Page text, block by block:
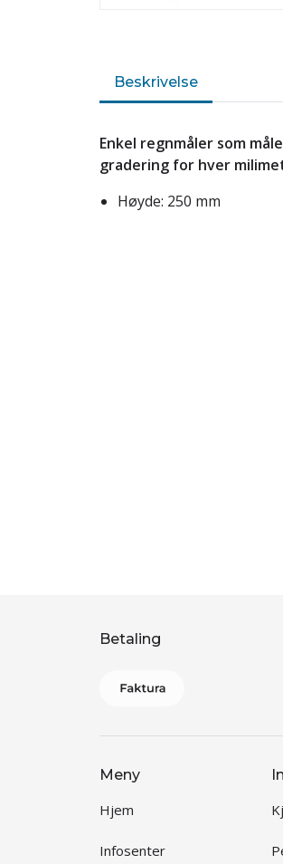
Beskrivelse
Enkel regnmåler som
gradering for hver
Høyde: 250 mm
Betaling
Meny
Hjem
Infosenter